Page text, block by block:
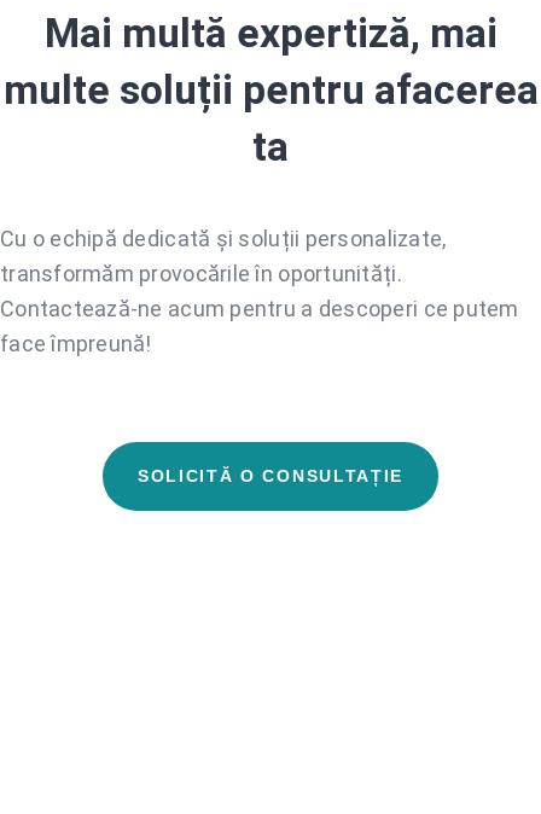
Mai multă expertiză, mai
multe soluții pentru afacerea
ta
Cu o echipă dedicată și soluții personalizate,
transformăm provocările în oportunități.
Contactează-ne acum pentru a descoperi ce putem
face împreună!
SOLICITĂ O CONSULTAȚIE